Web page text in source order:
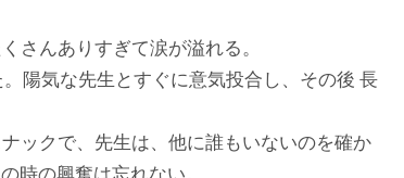
さんありすぎて涙が溢れる。
陽気な先生とすぐに意気投合し、その後 長
ックで、先生は、他に誰もいないのを確か